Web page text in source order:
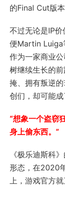
的Final Cut版本
不过无论是IP
便Martin Luiga
作为一家商业
树继续生长的
掩、拥有叛逆
创们，却可能成
“想象一个盗窃
身上偷东西。”
《极乐迪斯科
形态，在2020
上，游戏官方